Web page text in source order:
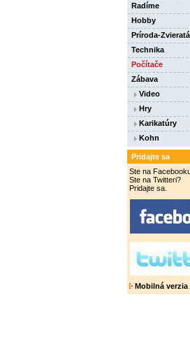
Radíme
Hobby
Príroda-Zvieratá
Technika
Počítače
Zábava
Video
Hry
Karikatúry
Kohn
Pridajte sa
Ste na
Ste na Twitteri?
Pridajte sa.
Mobilná verzia